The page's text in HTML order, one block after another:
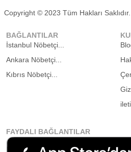
Copyright © 2023 Tüm Hakları Saklıdır.
BAĞLANTILAR
İstanbul Nöbetçi...
Ankara Nöbetçi...
Kıbrıs Nöbetçi...
FAYDALI BAĞLANTILAR